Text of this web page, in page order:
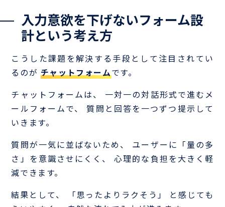
入力意欲を下げないフォーム設
計という考え方
こうした課題を解決する手段として注目されてい
るのが チャットフォームです。
チャットフォームは、 一対一の対話形式で進むメ
ールフォームで、 質問と回答を一つずつ提示して
いきます。
質問が一気に並ばないため、 ユーザーに「量の多
さ」を意識させにくく、 心理的な負担を大きく軽
減できます。
結果として、 「思ったよりラクそう」 と感じても